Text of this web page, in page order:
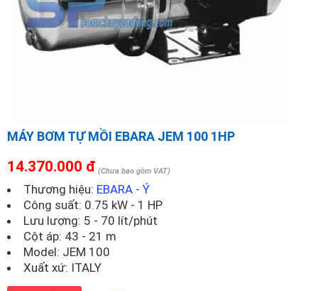
MÁY BƠM TỰ MỒI EBARA JEM 100 1HP
14.370.000 đ (Chưa bao gồm VAT)
Thương hiệu: EBARA - Ý
Công suất: 0.75 kW - 1 HP
Lưu lượng: 5 - 70 lít/phút
Cột áp: 43 - 21 m
Model: JEM 100
Xuất xứ: ITALY